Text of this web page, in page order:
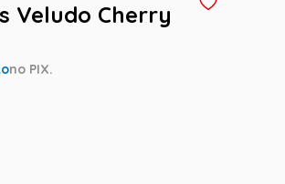
Veludo Cherry
no PIX.